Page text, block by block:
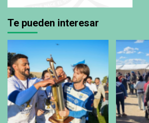
Te pueden interesar